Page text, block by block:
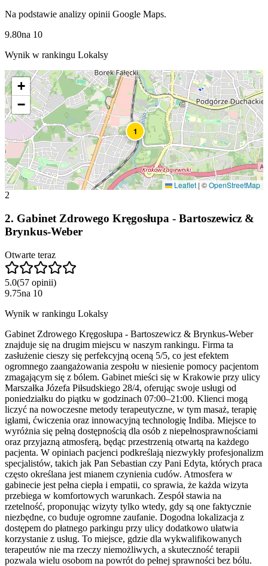
Na podstawie analizy opinii Google Maps.
9.80na 10
Wynik w rankingu Lokalsy
1
+
−
Leaflet | ©OpenStreetMap
2
2. Gabinet Zdrowego Kręgosłupa - Bartoszewicz &
Brynkus-Weber
Otwarte teraz
5.0(57 opinii)
9.75na 10
Wynik w rankingu Lokalsy
Gabinet Zdrowego Kręgosłupa - Bartoszewicz & Brynkus-Weber
znajduje się na drugim miejscu w naszym rankingu. Firma ta
zasłużenie cieszy się perfekcyjną oceną 5/5, co jest efektem
ogromnego zaangażowania zespołu w niesienie pomocy pacjentom
zmagającym się z bólem. Gabinet mieści się w Krakowie przy ulicy
Marszałka Józefa Piłsudskiego 28/4, oferując swoje usługi od
poniedziałku do piątku w godzinach 07:00–21:00. Klienci mogą
liczyć na nowoczesne metody terapeutyczne, w tym masaż, terapię
igłami, ćwiczenia oraz innowacyjną technologię Indiba. Miejsce to
wyróżnia się pełną dostępnością dla osób z niepełnosprawnościami
oraz przyjazną atmosferą, będąc przestrzenią otwartą na każdego
pacjenta. W opiniach pacjenci podkreślają niezwykły profesjonalizm
specjalistów, takich jak Pan Sebastian czy Pani Edyta, których praca
często określana jest mianem czynienia cudów. Atmosfera w
gabinecie jest pełna ciepła i empatii, co sprawia, że każda wizyta
przebiega w komfortowych warunkach. Zespół stawia na
rzetelność, proponując wizyty tylko wtedy, gdy są one faktycznie
niezbędne, co buduje ogromne zaufanie. Dogodna lokalizacja z
dostępem do płatnego parkingu przy ulicy dodatkowo ułatwia
korzystanie z usług. To miejsce, gdzie dla wykwalifikowanych
terapeutów nie ma rzeczy niemożliwych, a skuteczność terapii
pozwala wielu osobom na powrót do pełnej sprawności bez bólu.